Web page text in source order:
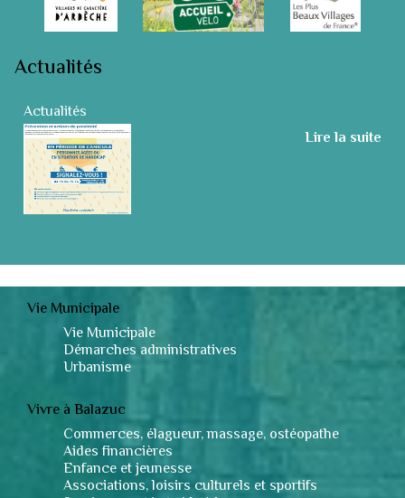
Actualités
Actualités
Lire la suite
Vie Municipale
Vie Municipale
Démarches administratives
Urbanisme
Vivre à Balazuc
Commerces, élagueur, massage, ostéopathe
Aides financières
Enfance et jeunesse
Associations, loisirs culturels et sportifs